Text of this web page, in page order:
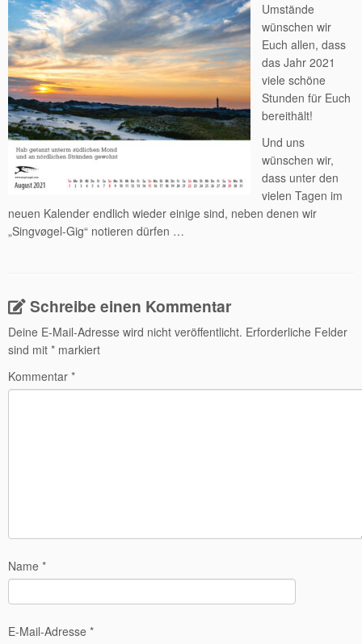
Umstände
wünschen wir
Euch allen, dass
das Jahr 2021
viele schöne
Stunden für Euch
bereithält!
Und uns
wünschen wir,
dass unter den
vielen Tagen im
neuen Kalender endlich wieder einige sind, neben denen wir
„Singvøgel-Gig“ notieren dürfen …
Schreibe einen Kommentar
Deine E-Mail-Adresse wird nicht veröffentlicht. Erforderliche Felder
sind mit * markiert
Kommentar *
Name *
E-Mail-Adresse *